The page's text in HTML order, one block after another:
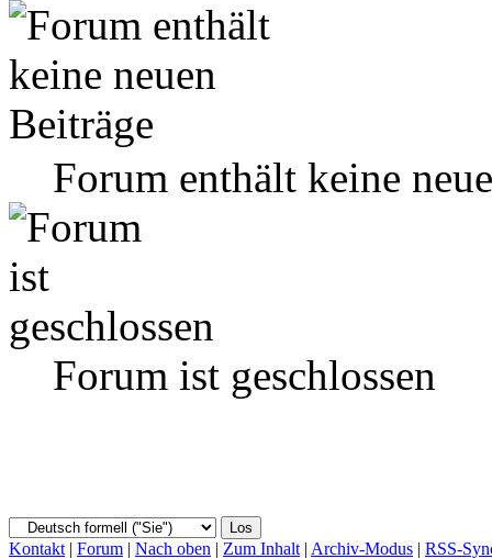
Forum enthält keine
Forum ist geschlossen
Kontakt | Forum | Nach oben | Zum Inhalt | Archiv-Modus | RSS-